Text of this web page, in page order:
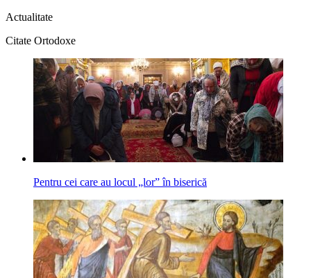
Actualitate
Citate Ortodoxe
Pentru cei care au locul „lor” în biserică